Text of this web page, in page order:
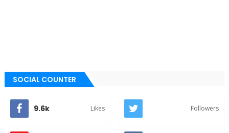
SOCIAL COUNTER
9.6k Likes Followers